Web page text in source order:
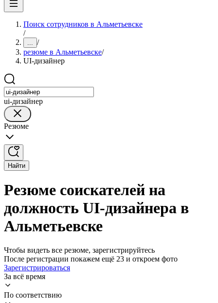
Поиск сотрудников в Альметьевске
/
... /
резюме в Альметьевске/
UI-дизайнер
ui-дизайнер
Резюме
Найти
Резюме соискателей на
должность UI-дизайнера в
Альметьевске
Чтобы видеть все резюме, зарегистрируйтесь
После регистрации покажем ещё 23 и откроем фото
Зарегистрироваться
За всё время
По соответствию